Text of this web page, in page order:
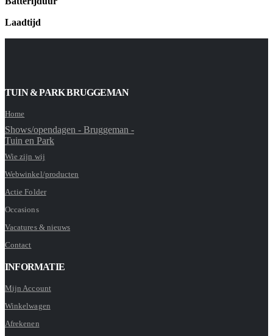
Laadtijd
TUIN & PARK BRUGGEMAN
Home
Shows/opendagen - Bruggeman -
Tuin en Park
Wie zijn wij
Webwinkel/producten
Actie Folder
Occasions
Vacatures & nieuws
Contact
INFORMATIE
Mijn Account
Winkelwagen
Afrekenen